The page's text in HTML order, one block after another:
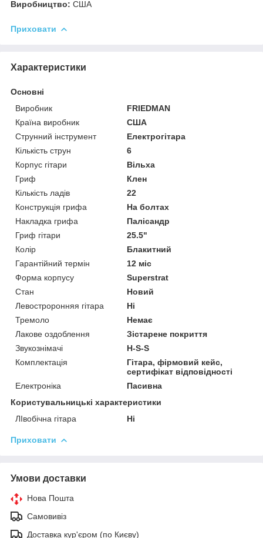
Виробництво: США
Приховати
Характеристики
Основні
Виробник
FRIEDMAN
Країна виробник
США
Струнний інструмент
Електрогітара
Кількість струн
6
Корпус гітари
Вільха
Гриф
Клен
Кількість ладів
22
Конструкція грифа
На болтах
Накладка грифа
Палісандр
Гриф гітари
25.5"
Колір
Блакитний
Гарантійний термін
12 міс
Форма корпусу
Superstrat
Стан
Новий
Левостроронняя гітара
Ні
Тремоло
Немає
Лакове оздоблення
Зістарене покриття
Звукознімачі
H-S-S
Комплектація
Гітара, фірмовий кейс,
сертифікат відповідності
Електроніка
Пасивна
Користувальницькі характеристики
ЛІвобічна гітара
Ні
Приховати
Умови доставки
Нова Пошта
Самовивіз
Доставка кур'єром (по Києву)